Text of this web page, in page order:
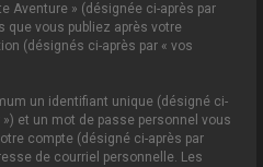
Aventure » (désignée ci-après par
que vous publiez après votre
(désignés ci-après par « vos
un identifiant unique (désigné ci-
et un mot de passe personnel vous
compte (désigné ci-après par
de courriel personnelle. Les